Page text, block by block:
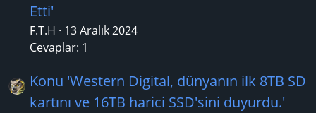
Etti'
F.T.H
13 Aralık 2024
Cevaplar: 1
Konu 'Western Digital, dünyanın ilk 8TB SD
kartını ve 16TB harici SSD'sini duyurdu.'